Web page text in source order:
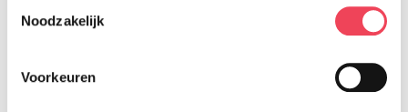
Noodzakelijk
Voorkeuren
Aanmelden voor deze bijeenkomst kan tot en met
verzonden.